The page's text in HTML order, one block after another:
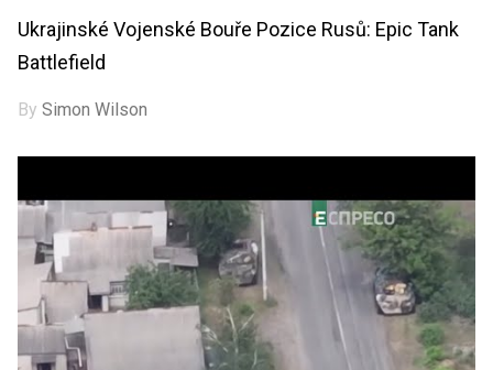
Ukrajinské Vojenské Bouře Pozice Rusů: Epic Tank
Battlefield
BySimon Wilson